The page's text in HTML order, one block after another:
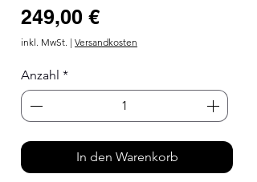
249,00 €Preis
inkl. MwSt. | Versandkosten
Anzahl *
In den Warenkorb